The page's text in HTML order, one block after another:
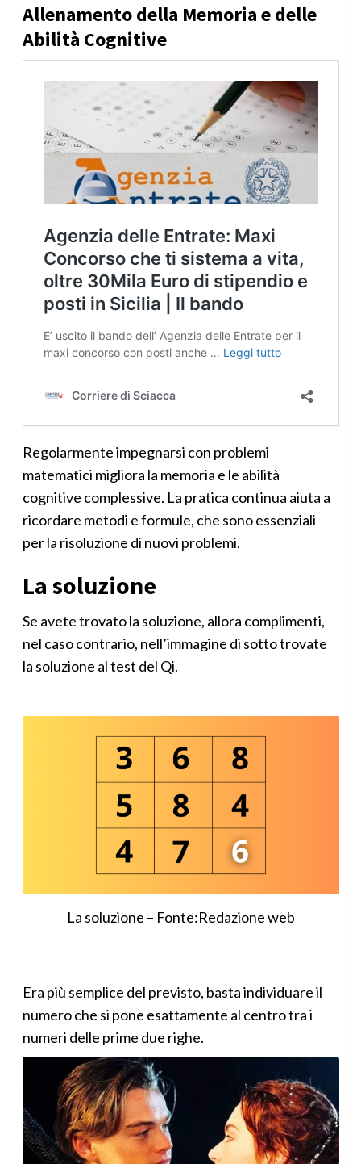
Allenamento della Memoria e delle
Abilità Cognitive
Regolarmente impegnarsi con problemi
matematici migliora la memoria e le abilità
cognitive complessive. La pratica continua aiuta a
ricordare metodi e formule, che sono essenziali
per la risoluzione di nuovi problemi.
La soluzione
Se avete trovato la soluzione, allora complimenti,
nel caso contrario, nell’immagine di sotto trovate
la soluzione al test del Qi.
La soluzione – Fonte:Redazione web
Era più semplice del previsto, basta individuare il
numero che si pone esattamente al centro tra i
numeri delle prime due righe.